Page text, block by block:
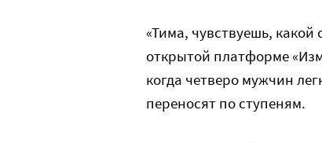
«Тима, чувствуешь, какой
открытой платформе
когда четверо мужчин
переносят по ступеням.